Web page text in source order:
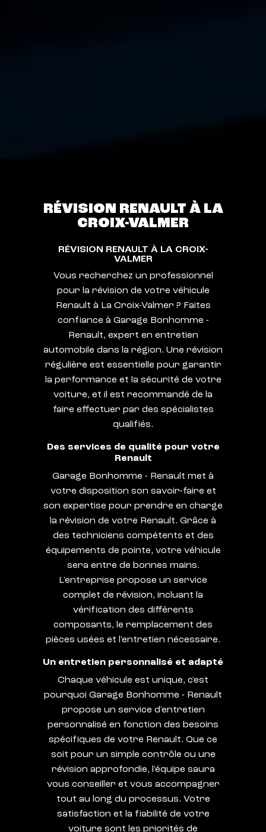
RÉVISION RENAULT À LA
CROIX-VALMER
RÉVISION RENAULT À LA CROIX-
VALMER
Vous recherchez un professionnel
pour la révision de votre véhicule
Renault à La Croix-Valmer ? Faites
confiance à Garage Bonhomme -
Renault, expert en entretien
automobile dans la région. Une révision
régulière est essentielle pour garantir
la performance et la sécurité de votre
voiture, et il est recommandé de la
faire effectuer par des spécialistes
qualifiés.
Des services de qualité pour votre
Renault
Garage Bonhomme - Renault met à
votre disposition son savoir-faire et
son expertise pour prendre en charge
la révision de votre Renault. Grâce à
des techniciens compétents et des
équipements de pointe, votre véhicule
sera entre de bonnes mains.
L'entreprise propose un service
complet de révision, incluant la
vérification des différents
composants, le remplacement des
pièces usées et l'entretien nécessaire.
Un entretien personnalisé et adapté
Chaque véhicule est unique, c'est
pourquoi Garage Bonhomme - Renault
propose un service d'entretien
personnalisé en fonction des besoins
spécifiques de votre Renault. Que ce
soit pour un simple contrôle ou une
révision approfondie, l'équipe saura
vous conseiller et vous accompagner
tout au long du processus. Votre
satisfaction et la fiabilité de votre
voiture sont les priorités de